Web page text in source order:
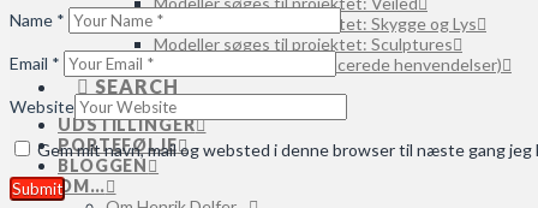
Modeller søges til projektet: Skygge og Lys
Modeller søges til projektet: Sculptures
Modeller søges (uspecificerede henvendelser)
SEARCH
UDSTILLINGER
PORTEFØLJE
BLOGGEN
OM…
Name *
Email *
Website
Gem mit navn, mail og websted i denne browser til næste gang jeg